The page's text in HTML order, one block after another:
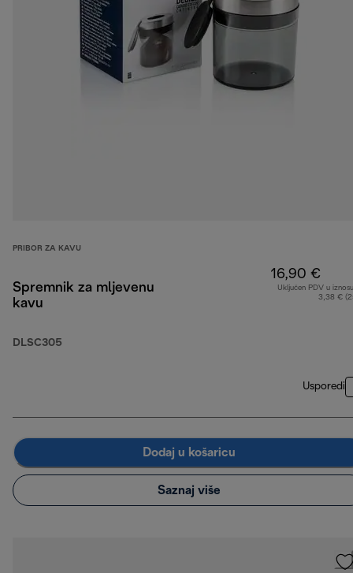
PRIBOR ZA KAVU
Spremnik za mljevenu
kavu
DLSC305
16,90 €
Uključen PDV u
3,38 €
Usporedi
Dodaj u košaricu
Saznaj više